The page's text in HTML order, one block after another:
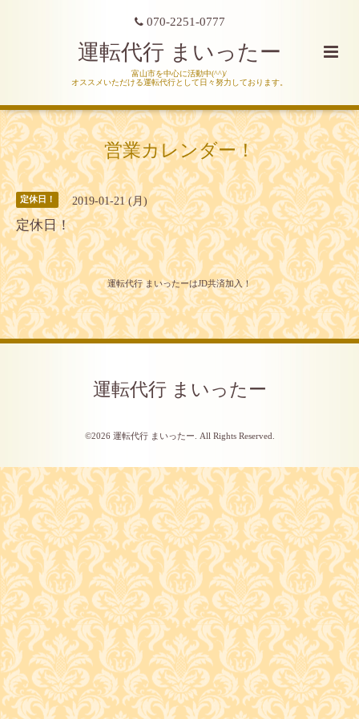
070-2251-0777
運転代行 まいったー
富山市を中心に活動中(^^)/
オススメいただける運転代行として日々努力しております。
営業カレンダー！
定休日！ 2019-01-21 (月)
定休日！
運転代行 まいったーはJD共済加入！
運転代行 まいったー
©2026 運転代行 まいったー . All Rights Reserved.